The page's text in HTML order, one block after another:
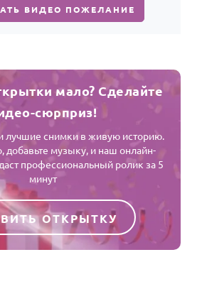
ВИДЕО ПОЖЕЛАНИЕ
мало? Сделайте
сюрприз!
лучшие снимки в живую историю.
добавьте музыку, и наш онлайн-
профессиональный ролик за 5
минут
ОТКРЫТКУ